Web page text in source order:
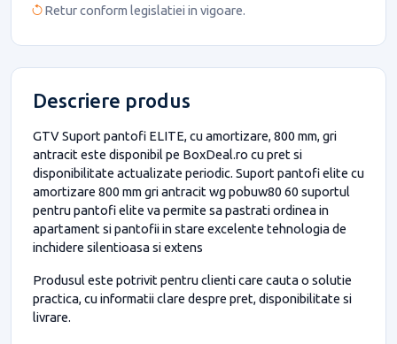
Retur conform legislatiei in vigoare.
Descriere produs
GTV Suport pantofi ELITE, cu amortizare, 800 mm, gri
antracit este disponibil pe BoxDeal.ro cu pret si
disponibilitate actualizate periodic. Suport pantofi elite cu
amortizare 800 mm gri antracit wg pobuw80 60 suportul
pentru pantofi elite va permite sa pastrati ordinea in
apartament si pantofii in stare excelente tehnologia de
inchidere silentioasa si extens
Produsul este potrivit pentru clienti care cauta o solutie
practica, cu informatii clare despre pret, disponibilitate si
livrare.